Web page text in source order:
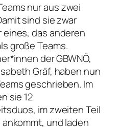
nur aus zwei
sind sie zwar
eines, das anderen
große Teams.
der GBWNÖ,
Gräf, haben nun
geschrieben. Im
sie 12
im zweiten Teil
und laden